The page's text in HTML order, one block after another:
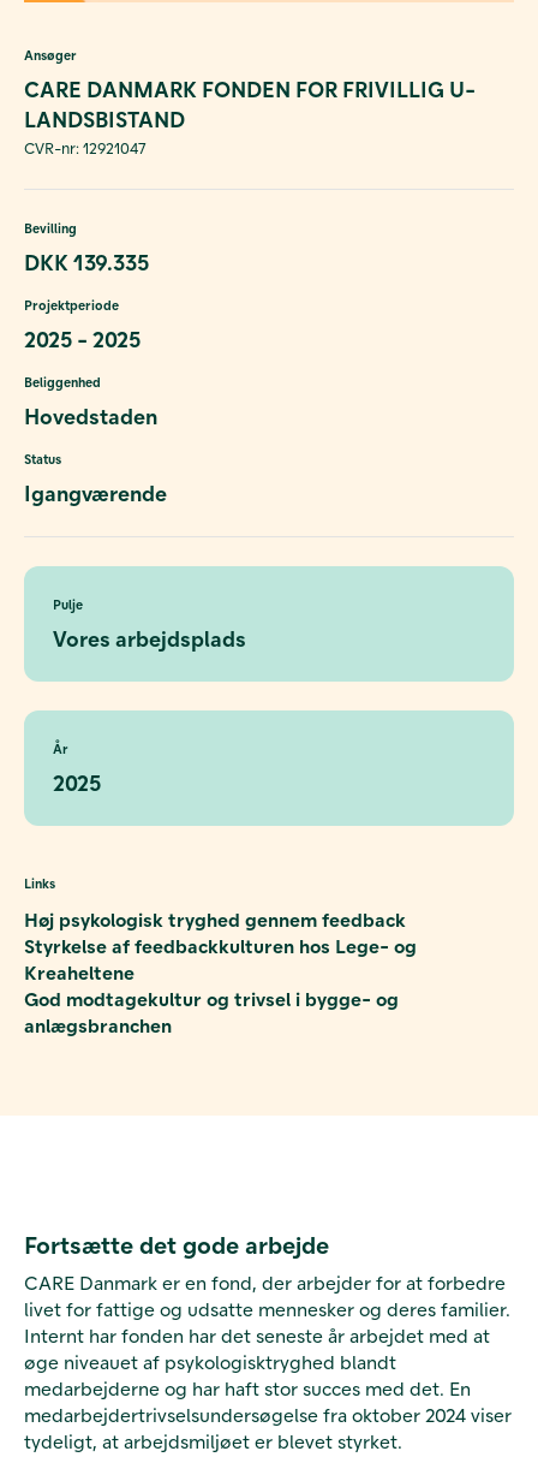
Ansøger
CARE DANMARK FONDEN FOR FRIVILLIG U-
LANDSBISTAND
CVR-nr: 12921047
Bevilling
DKK 139.335
Projektperiode
2025 - 2025
Beliggenhed
Hovedstaden
Status
Igangværende
Pulje
Vores arbejdsplads
År
2025
Links
Høj psykologisk tryghed gennem feedback
Styrkelse af feedbackkulturen hos Lege- og
Kreaheltene
God modtagekultur og trivsel i bygge- og
anlægsbranchen
Fortsætte det gode arbejde
CARE Danmark er en fond, der arbejder for at forbedre
livet for fattige og udsatte mennesker og deres familier.
Internt har fonden har det seneste år arbejdet med at
øge niveauet af psykologisktryghed blandt
medarbejderne og har haft stor succes med det. En
medarbejdertrivselsundersøgelse fra oktober 2024 viser
tydeligt, at arbejdsmiljøet er blevet styrket.